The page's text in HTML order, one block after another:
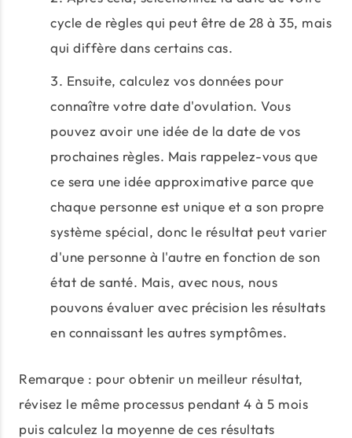
cycle de règles qui peut être de 28 à 35, mais
qui diffère dans certains cas.
Ensuite, calculez vos données pour
connaître votre date d'ovulation. Vous
pouvez avoir une idée de la date de vos
prochaines règles. Mais rappelez-vous que
ce sera une idée approximative parce que
chaque personne est unique et a son propre
système spécial, donc le résultat peut varier
d'une personne à l'autre en fonction de son
état de santé. Mais, avec nous, nous
pouvons évaluer avec précision les résultats
en connaissant les autres symptômes.
Remarque : pour obtenir un meilleur résultat,
révisez le même processus pendant 4 à 5 mois
puis calculez la moyenne de ces résultats